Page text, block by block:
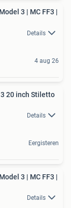
3 | MC FF3 |
Details
4 aug 26
20 inch Stiletto
Details
Eergisteren
3 | MC FF3 |
Details